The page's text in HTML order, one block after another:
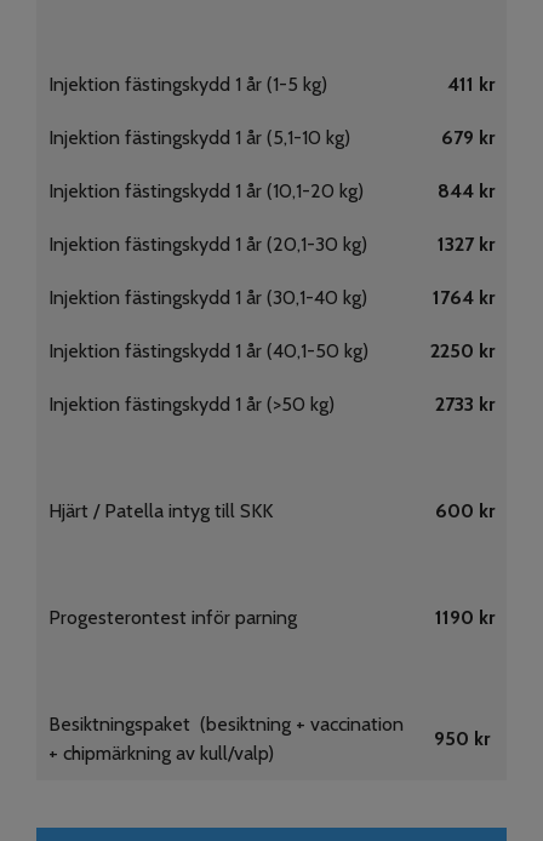
Injektion fästingskydd 1 år (1-5 kg) 411 kr
Injektion fästingskydd 1 år (5,1-10 kg) 679 kr
Injektion fästingskydd 1 år (10,1-20 kg) 844 kr
Injektion fästingskydd 1 år (20,1-30 kg) 1327 kr
Injektion fästingskydd 1 år (30,1-40 kg) 1764 kr
Injektion fästingskydd 1 år (40,1-50 kg) 2250 kr
Injektion fästingskydd 1 år (>50 kg) 2733 kr
Hjärt / Patella intyg till SKK 600 kr
Progesterontest inför parning 1190 kr
Besiktningspaket (besiktning + vaccination
+ chipmärkning av kull/valp)
950 kr